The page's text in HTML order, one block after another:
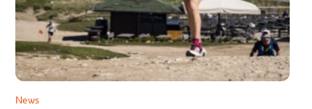
News